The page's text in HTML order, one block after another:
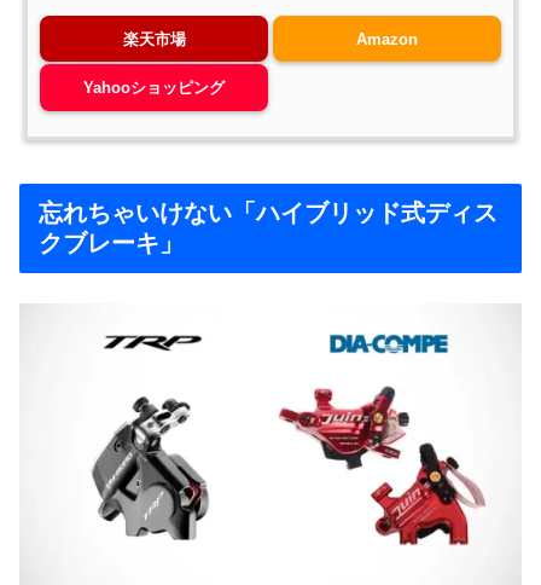
楽天市場 Amazon
Yahooショッピング
忘れちゃいけない「ハイブリッド式ディス
クブレーキ」